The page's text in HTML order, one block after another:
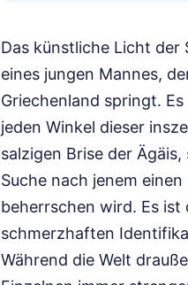
Das künstliche Licht
eines jungen Mannes,
Griechenland springt.
jeden Winkel dieser
salzigen Brise der
Suche nach jenem
beherrschen wird. Es ist
schmerzhaften
Während die Welt